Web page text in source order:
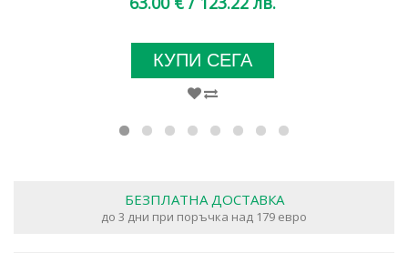
КУПИ СЕГА
БЕЗПЛАТНА ДОСТАВКА
до 3 дни при поръчка над 179 евро